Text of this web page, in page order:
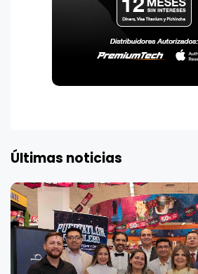
Últimas noticias